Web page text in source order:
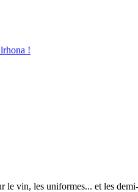
!
vin, les uniformes... et les